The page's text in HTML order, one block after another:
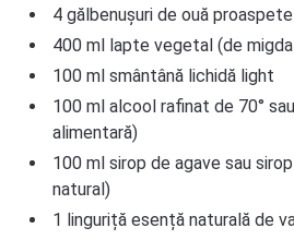
4 gălbenușuri de ouă proaspete
400 ml lapte vegetal (de
100 ml smântână lichidă light
100 ml alcool rafinat de 70°
alimentară)
100 ml sirop de agave sau
natural)
1 linguriță esență naturală de